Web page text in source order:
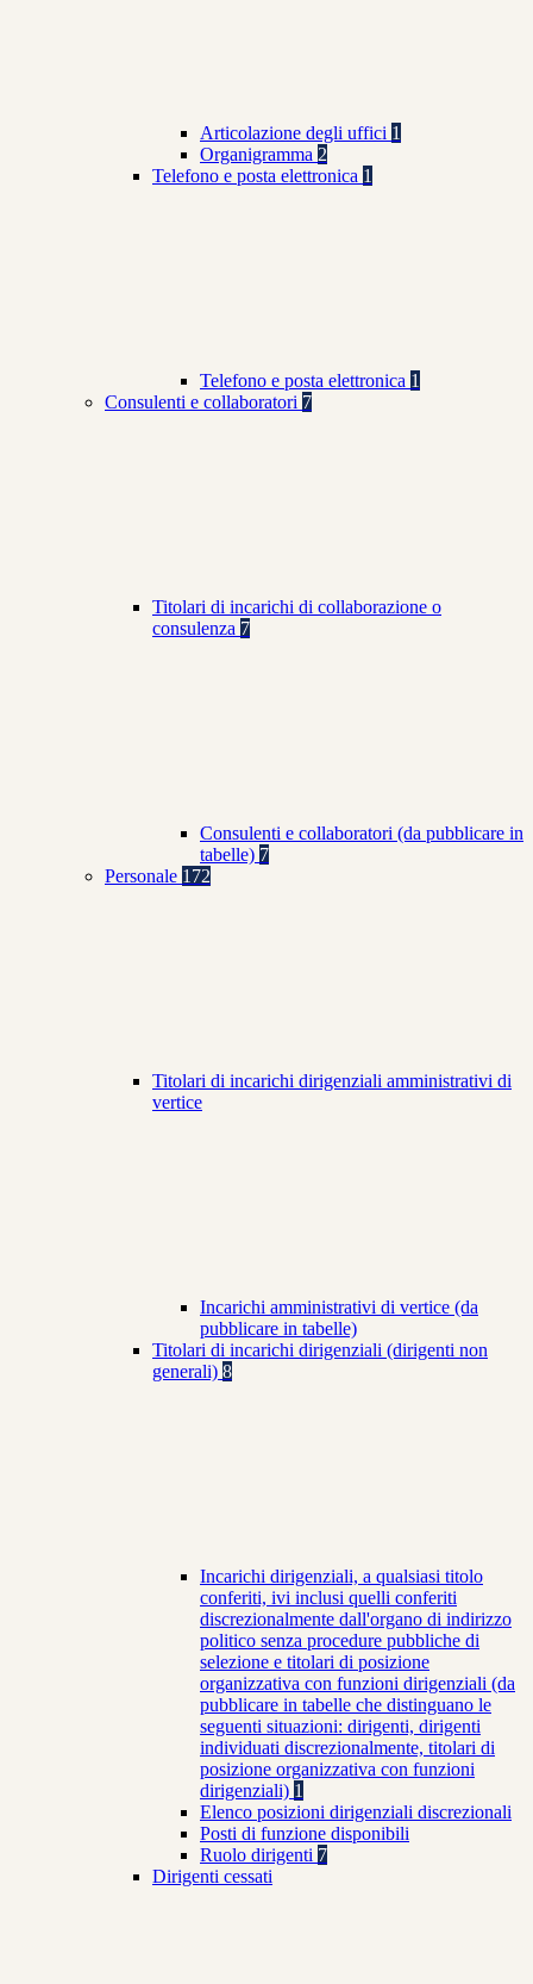
Articolazione degli uffici 1
Organigramma 2
Telefono e posta elettronica 1
Telefono e posta elettronica 1
Consulenti e collaboratori 7
Titolari di incarichi di collaborazione o
consulenza 7
Consulenti e collaboratori (da pubblicare in
tabelle) 7
Personale 172
Titolari di incarichi dirigenziali amministrativi di
vertice
Incarichi amministrativi di vertice (da
pubblicare in tabelle)
Titolari di incarichi dirigenziali (dirigenti non
generali) 8
Incarichi dirigenziali, a qualsiasi titolo
conferiti, ivi inclusi quelli conferiti
discrezionalmente dall'organo di indirizzo
politico senza procedure pubbliche di
selezione e titolari di posizione
organizzativa con funzioni dirigenziali (da
pubblicare in tabelle che distinguano le
seguenti situazioni: dirigenti, dirigenti
individuati discrezionalmente, titolari di
posizione organizzativa con funzioni
dirigenziali) 1
Elenco posizioni dirigenziali discrezionali
Posti di funzione disponibili
Ruolo dirigenti 7
Dirigenti cessati